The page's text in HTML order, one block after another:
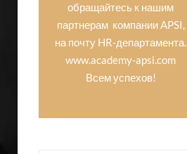
обращайтесь к нашим
партнерам компании APSI,
на почту HR-департамента.
www.academy-apsi.com
Всем успехов!